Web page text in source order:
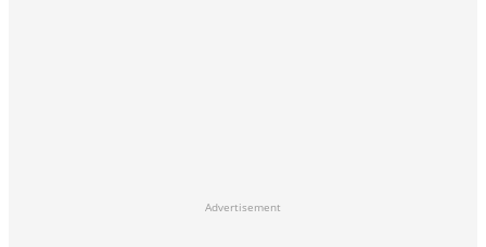
Advertisement